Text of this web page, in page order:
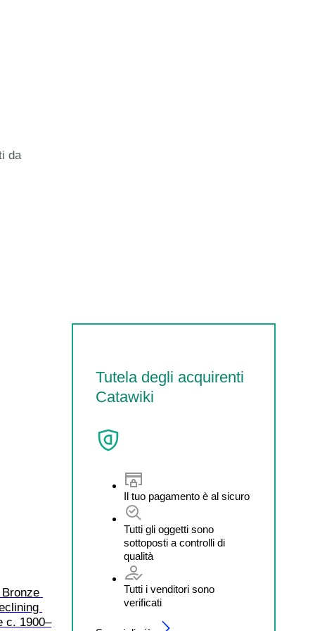
da
Tutela degli acquirenti
Catawiki
Il tuo pagamento è al sicuro
Tutti gli oggetti sono
sottoposti a controlli di
qualità
Tutti i venditori sono
verificati
c. 1900–